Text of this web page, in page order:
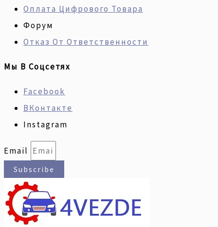
Оплата Цифрового Товара
Форум
Отказ От Ответственности
Мы В Соцсетях
Facebook
ВКонтакте
Instagram
Email
Subscribe